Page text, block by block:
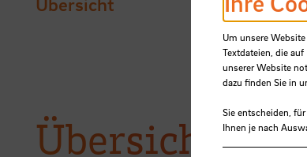
Übersicht
Um unsere
Textdateien, die
unserer Website
dazu finden Sie in
Sie entscheiden,
Ihnen je nach